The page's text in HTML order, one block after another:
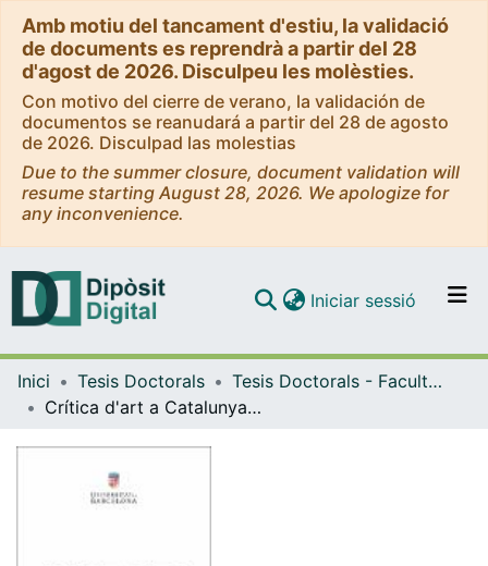
Amb motiu del tancament d'estiu, la validació
de documents es reprendrà a partir del 28
d'agost de 2026. Disculpeu les molèsties.
Con motivo del cierre de verano, la validación de
documentos se reanudará a partir del 28 de agosto
de 2026. Disculpad las molestias
Due to the summer closure, document validation will
resume starting August 28, 2026. We apologize for
any inconvenience.
Navega per tot el DD
Com publicar
Iniciar sessió (current)
Inici Tesis Doctorals
Tesis Doctorals - Facultat - Geografia i Història
Crítica d'art a Catalunya a través de Papers d'Art (1987-2008)